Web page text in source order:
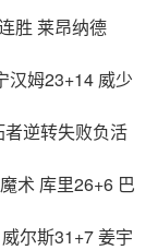
胜 莱昂纳德
汉姆23+14 威少
逆转失败负活
术 库里26+6 巴
尔斯31+7 姜宇